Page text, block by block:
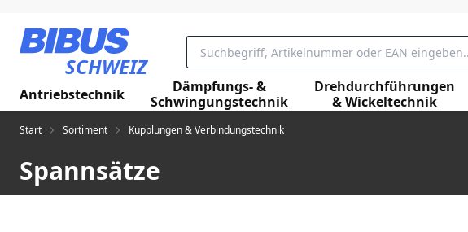
SCHWEIZ
Antriebstechnik
Dämpfungs- &
Schwingungstechnik
Drehdurchführungen
& Wickeltechnik
Start Sortiment Kupplungen & Verbindungstechnik
Spannsätze